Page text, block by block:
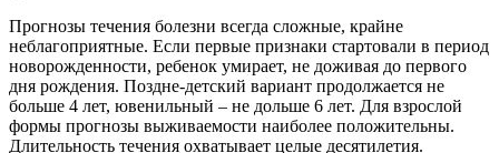
Прогнозы течения болезни всегда сложные, крайне
неблагоприятные. Если первые признаки стартовали в период
новорожденности, ребенок умирает, не доживая до первого
дня рождения. Поздне-детский вариант продолжается не
больше 4 лет, ювенильный – не дольше 6 лет. Для взрослой
формы прогнозы выживаемости наиболее положительны.
Длительность течения охватывает целые десятилетия.